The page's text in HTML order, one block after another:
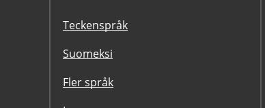
Teckenspråk
Suomeksi
Fler språk